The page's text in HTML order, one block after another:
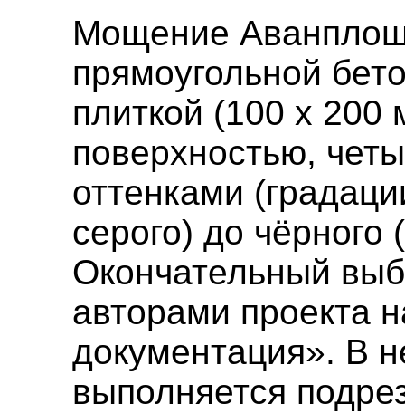
Мощение
прямоугольной
плиткой (100 х 200
поверхностью,
оттенками
серого) до чёрного
Окончательный
авторами проекта
документация». В
выполняется